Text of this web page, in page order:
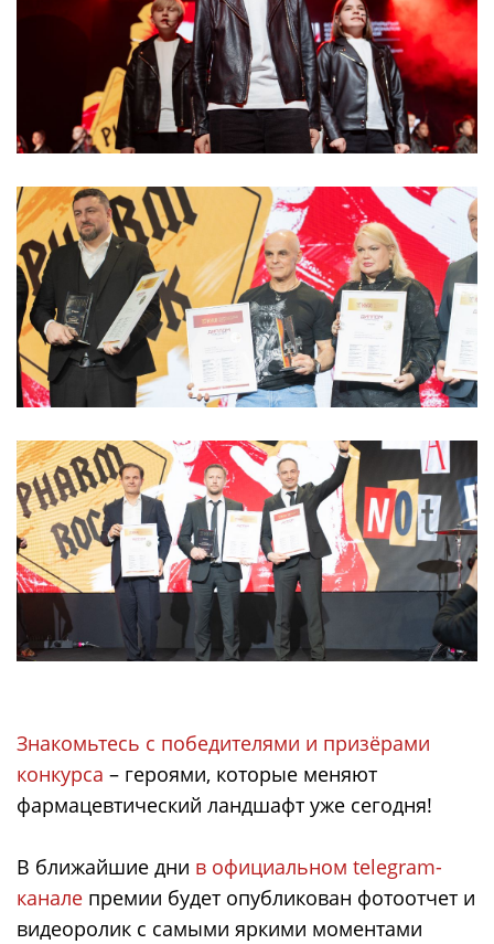
Знакомьтесь с победителями и призёрами
конкурса – героями, которые меняют
фармацевтический ландшафт уже сегодня!
В ближайшие дни в официальном telegram-
канале премии будет опубликован фотоотчет и
видеоролик с самыми яркими моментами